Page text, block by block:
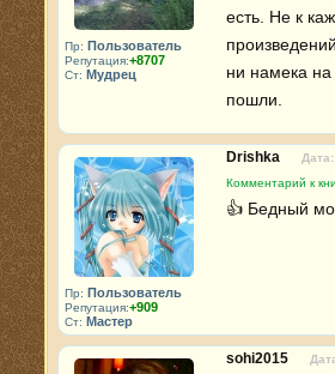
Пр: Пользователь
Репутация:+8707
Ст: Мудрец
есть. Не к
ни намека
пошли.
Пр: Пользователь
Репутация:+909
Ст: Мастер
Drishka
Комментарий к
👍 Бедный
sohi2015